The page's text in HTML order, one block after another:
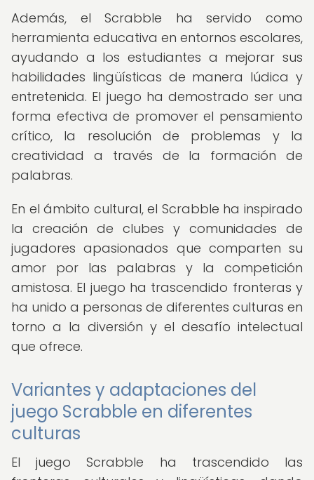
Además, el Scrabble ha servido como
herramienta educativa en entornos escolares,
ayudando a los estudiantes a mejorar sus
habilidades lingüísticas de manera lúdica y
entretenida. El juego ha demostrado ser una
forma efectiva de promover el pensamiento
crítico, la resolución de problemas y la
creatividad a través de la formación de
palabras.
En el ámbito cultural, el Scrabble ha inspirado
la creación de clubes y comunidades de
jugadores apasionados que comparten su
amor por las palabras y la competición
amistosa. El juego ha trascendido fronteras y
ha unido a personas de diferentes culturas en
torno a la diversión y el desafío intelectual
que ofrece.
Variantes y adaptaciones del
juego Scrabble en diferentes
culturas
El juego Scrabble ha trascendido las